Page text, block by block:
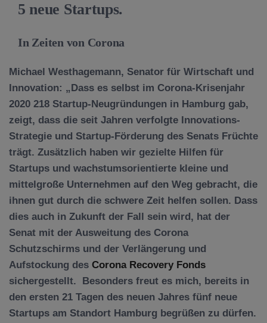
5 neue Startups.
In Zeiten von Corona
Michael Westhagemann, Senator für Wirtschaft und
Innovation: „Dass es selbst im Corona-Krisenjahr
2020 218 Startup-Neugründungen in Hamburg gab,
zeigt, dass die seit Jahren verfolgte Innovations-
Strategie und Startup-Förderung des Senats Früchte
trägt. Zusätzlich haben wir gezielte Hilfen für
Startups und wachstumsorientierte kleine und
mittelgroße Unternehmen auf den Weg gebracht, die
ihnen gut durch die schwere Zeit helfen sollen. Dass
dies auch in Zukunft der Fall sein wird, hat der
Senat mit der Ausweitung des Corona
Schutzschirms und der Verlängerung und
Aufstockung des Corona Recovery Fonds
sichergestellt. Besonders freut es mich, bereits in
den ersten 21 Tagen des neuen Jahres fünf neue
Startups am Standort Hamburg begrüßen zu dürfen.